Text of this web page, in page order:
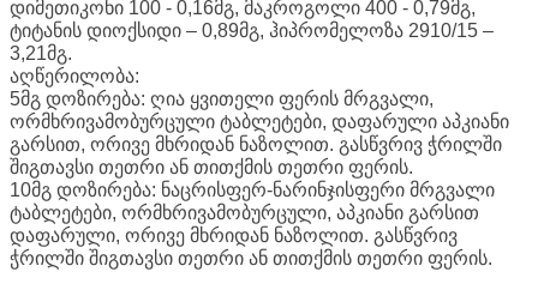
დიმეთიკონი 100 - 0,16მგ, მაკროგოლი 400 - 0,79მგ,
ტიტანის დიოქსიდი – 0,89მგ, ჰიპრომელოზა 2910/15 –
3,21მგ.
აღწერილობა:
5მგ დოზირება: ღია ყვითელი ფერის მრგვალი,
ორმხრივამობურცული ტაბლეტები, დაფარული აპკიანი
გარსით, ორივე მხრიდან ნაზოლით. გასწვრივ ჭრილში
შიგთავსი თეთრი ან თითქმის თეთრი ფერის.
10მგ დოზირება: ნაცრისფერ-ნარინჯისფერი მრგვალი
ტაბლეტები, ორმხრივამობურცული, აპკიანი გარსით
დაფარული, ორივე მხრიდან ნაზოლით. გასწვრივ
ჭრილში შიგთავსი თეთრი ან თითქმის თეთრი ფერის.